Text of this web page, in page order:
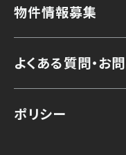
物件情報募集
よくある質問・お
ポリシー